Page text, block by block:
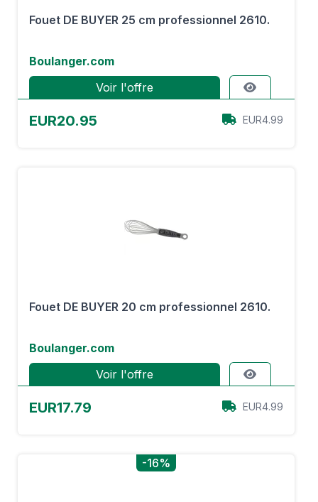
Fouet DE BUYER 25 cm professionnel 2610.
Boulanger.com
Voir l'offre
EUR20.95 EUR4.99
Fouet DE BUYER 20 cm professionnel 2610.
Boulanger.com
Voir l'offre
EUR17.79 EUR4.99
-16%